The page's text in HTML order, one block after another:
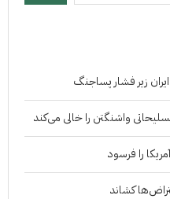
زیر فشار پساجنگ
واشنگتن را خالی می‌کند
را فرسود
کشاند